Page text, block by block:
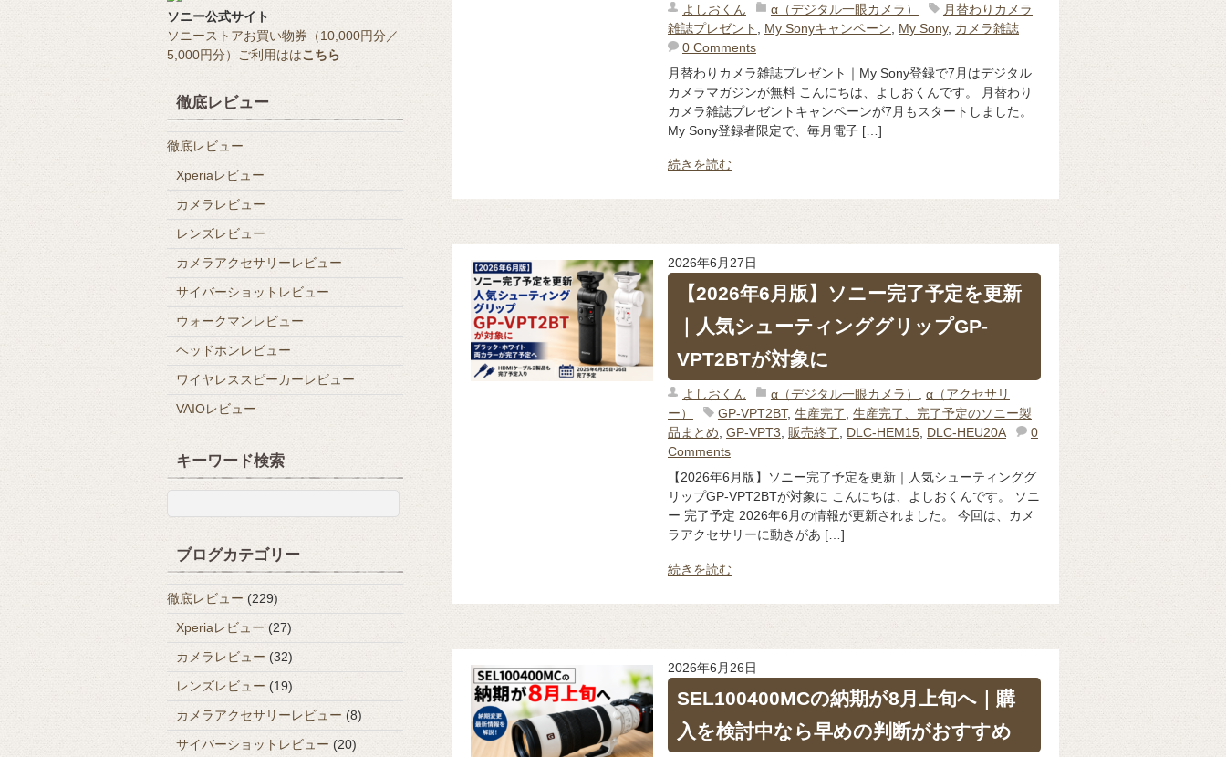
よしおくん α（デジタル一眼カメラ）
月替わりカメラ
雑誌プレゼント
My Sonyキャンペーン My Sony, カメラ雑誌
0 Comments
月替わりカメラ雑誌プレゼント｜My Sony登録で7月はデジタル
カメラマガジンが無料 こんにちは、よしおくんです。 月替わり
カメラ雑誌プレゼントキャンペーンが7月もスタートしました。
My Sony登録者限定で、毎月電子 […]
続きを読む
2026年6月27日
【2026年6月版】ソニー完了予定を更新
｜人気シューティンググリップGP-
VPT2BTが対象に
よしおくん α（デジタル一眼カメラ） , α（アクセサリ
ー）
GP-VPT2BT, 生産完了, 生産完了、完了予定のソニー製
品まとめ, GP-VPT3, 販売終了, DLC-HEM15, DLC-HEU20A
0
Comments
【2026年6月版】ソニー完了予定を更新｜人気シューティンググ
リップGP-VPT2BTが対象に こんにちは、よしおくんです。 ソニ
ー 完了予定 2026年6月の情報が更新されました。 今回は、カメ
ラアクセサリーに動きがあ […]
続きを読む
2026年6月26日
SEL100400MCの納期が8月上旬へ｜購
入を検討中なら早めの判断がおすすめ
ソニー公式サイト
ソニーストアお買い物券（10,000円分／
5,000円分）ご利用ははこちら
徹底レビュー
徹底レビュー
Xperiaレビュー
カメラレビュー
レンズレビュー
カメラアクセサリーレビュー
サイバーショットレビュー
ウォークマンレビュー
ヘッドホンレビュー
ワイヤレススピーカーレビュー
VAIOレビュー
キーワード検索
ブログカテゴリー
徹底レビュー (229)
Xperiaレビュー(27)
カメラレビュー (32)
レンズレビュー (19)
カメラアクセサリーレビュー (8)
サイバーショットレビュー (20)